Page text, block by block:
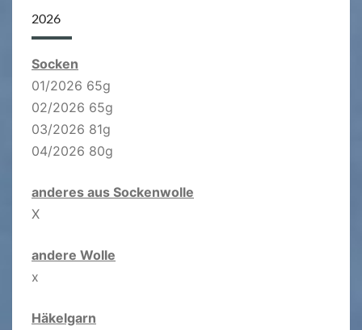
2026
Socken
01/2026 65g
02/2026 65g
03/2026 81g
04/2026 80g
anderes aus Sockenwolle
X
andere Wolle
x
Häkelgarn